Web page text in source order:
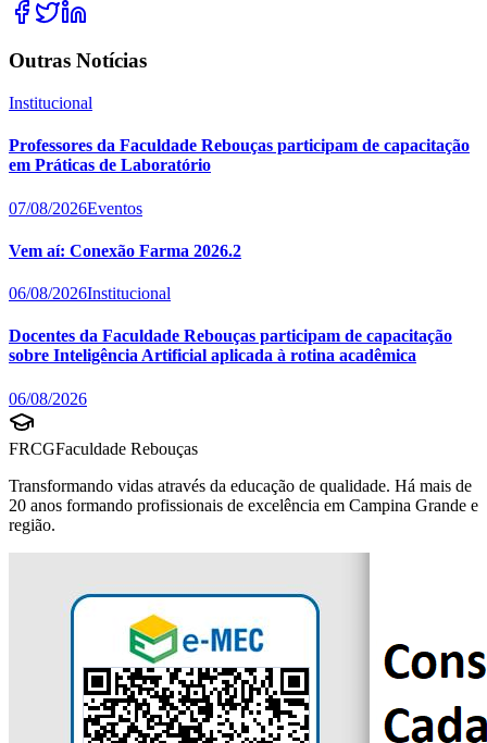
Outras Notícias
Institucional
Professores da Faculdade Rebouças participam de capacitação
em Práticas de Laboratório
07/08/2026Eventos
Vem aí: Conexão Farma 2026.2
06/08/2026Institucional
Docentes da Faculdade Rebouças participam de capacitação
sobre Inteligência Artificial aplicada à rotina acadêmica
06/08/2026
FRCGFaculdade Rebouças
Transformando vidas através da educação de qualidade. Há mais de
20 anos formando profissionais de excelência em Campina Grande e
região.